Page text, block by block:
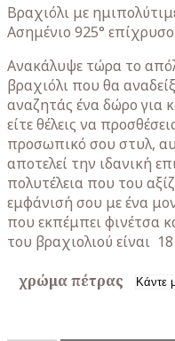
Βραχιόλι με
Ασημένιο 925° επίχρυσο
Ανακάλυψε τώρα το
βραχιόλι που θα
αναζητάς ένα δώρο
είτε θέλεις να
προσωπικό σου στυλ,
αποτελεί την ιδανική
πολυτέλεια που του
εμφάνισή σου με ένα
που εκπέμπει φινέτσα
του βραχιολιού είναι 18
χρώμα πέτρας